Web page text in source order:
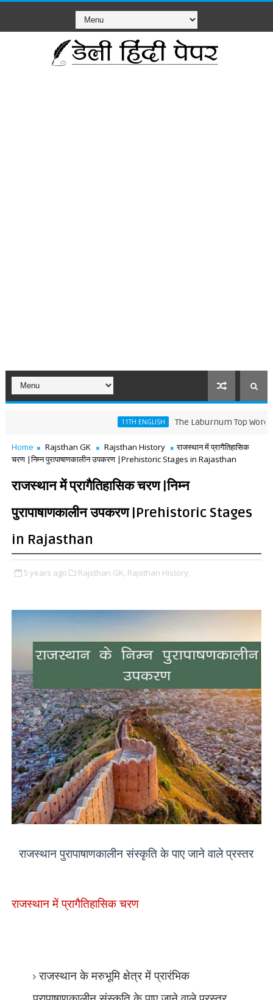
11TH ENGLISH The Laburnum Top Words
Home Rajsthan GK Rajsthan History
राजस्थान में प्रागैतिहासिक
चरण |निम्न पुरापाषाणकालीन उपकरण |Prehistoric Stages in Rajasthan
राजस्थान में प्रागैतिहासिक चरण |निम्न
पुरापाषाणकालीन उपकरण |Prehistoric Stages
in Rajasthan
5 years ago Rajsthan GK, Rajsthan History,
राजस्थान पुरापाषाणकालीन संस्कृति के पाए जाने वाले प्रस्तर
राजस्थान में प्रागैतिहासिक चरण
राजस्थान के मरुभूमि क्षेत्र में प्रारंभिक